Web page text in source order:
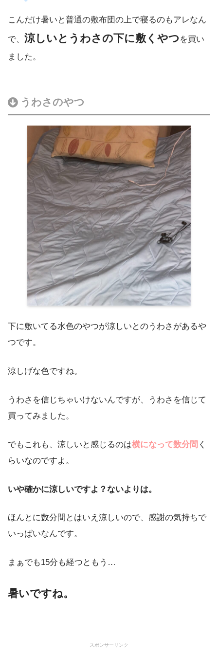
こんだけ暑いと普通の敷布団の上で寝るのもアレなん
で、 涼しいとうわさの下に敷くやつ を買い
ました。
うわさのやつ
下に敷いてる水色のやつが涼しいとのうわさがあるや
つです。
涼しげな色ですね。
うわさを信じちゃいけないんですが、うわさを信じて
買ってみました。
でもこれも、涼しいと感じるのは横になって数分間 く
らいなのですよ。
いや確かに涼しいですよ？ないよりは。
ほんとに数分間とはいえ涼しいので、感謝の気持ちで
いっぱいなんです。
まぁでも15分も経つともう…
暑いですね。
スポンサーリンク